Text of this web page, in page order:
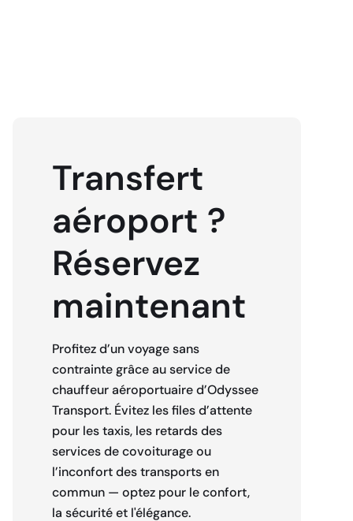
Transfert
aéroport ?
Réservez
maintenant
Profitez d’un voyage sans
contrainte grâce au service de
chauffeur aéroportuaire d’Odyssee
Transport. Évitez les files d’attente
pour les taxis, les retards des
services de covoiturage ou
l’inconfort des transports en
commun — optez pour le confort,
la sécurité et l'élégance.